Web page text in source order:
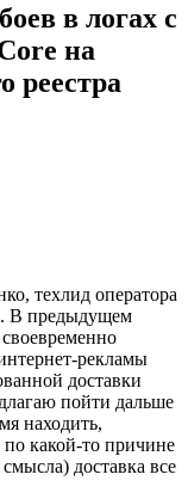
в логах с
на
реестра
техлид оператора
В предыдущем
рекламы
доставки
пойти дальше
находить,
по какой-то причине
доставка все